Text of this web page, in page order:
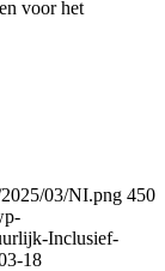
voor het
03/NI.png 450
Inclusief-
18